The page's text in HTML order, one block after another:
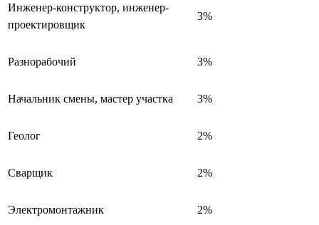
Инженер-конструктор, инженер-
проектировщик
3%
Разнорабочий 3%
Начальник смены, мастер участка 3%
Геолог 2%
Сварщик 2%
Электромонтажник 2%